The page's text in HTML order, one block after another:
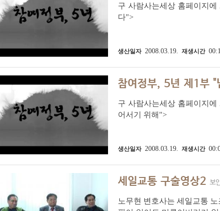
구 사람사는세상 홈페이지
다">
생산일자 2008.03.19. 재생시간
참여정부, 5년 제1부 "
구 사람사는세상 홈페이지
어서기 위해">
생산일자 2008.03.19. 재생시간
세일교통 구술영상2 보
노무현 변호사는 세일교통